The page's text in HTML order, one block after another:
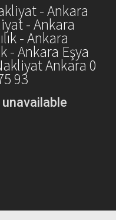
- Ankara
- Ankara
- Ankara
- Ankara Eşya
Ankara 0
93